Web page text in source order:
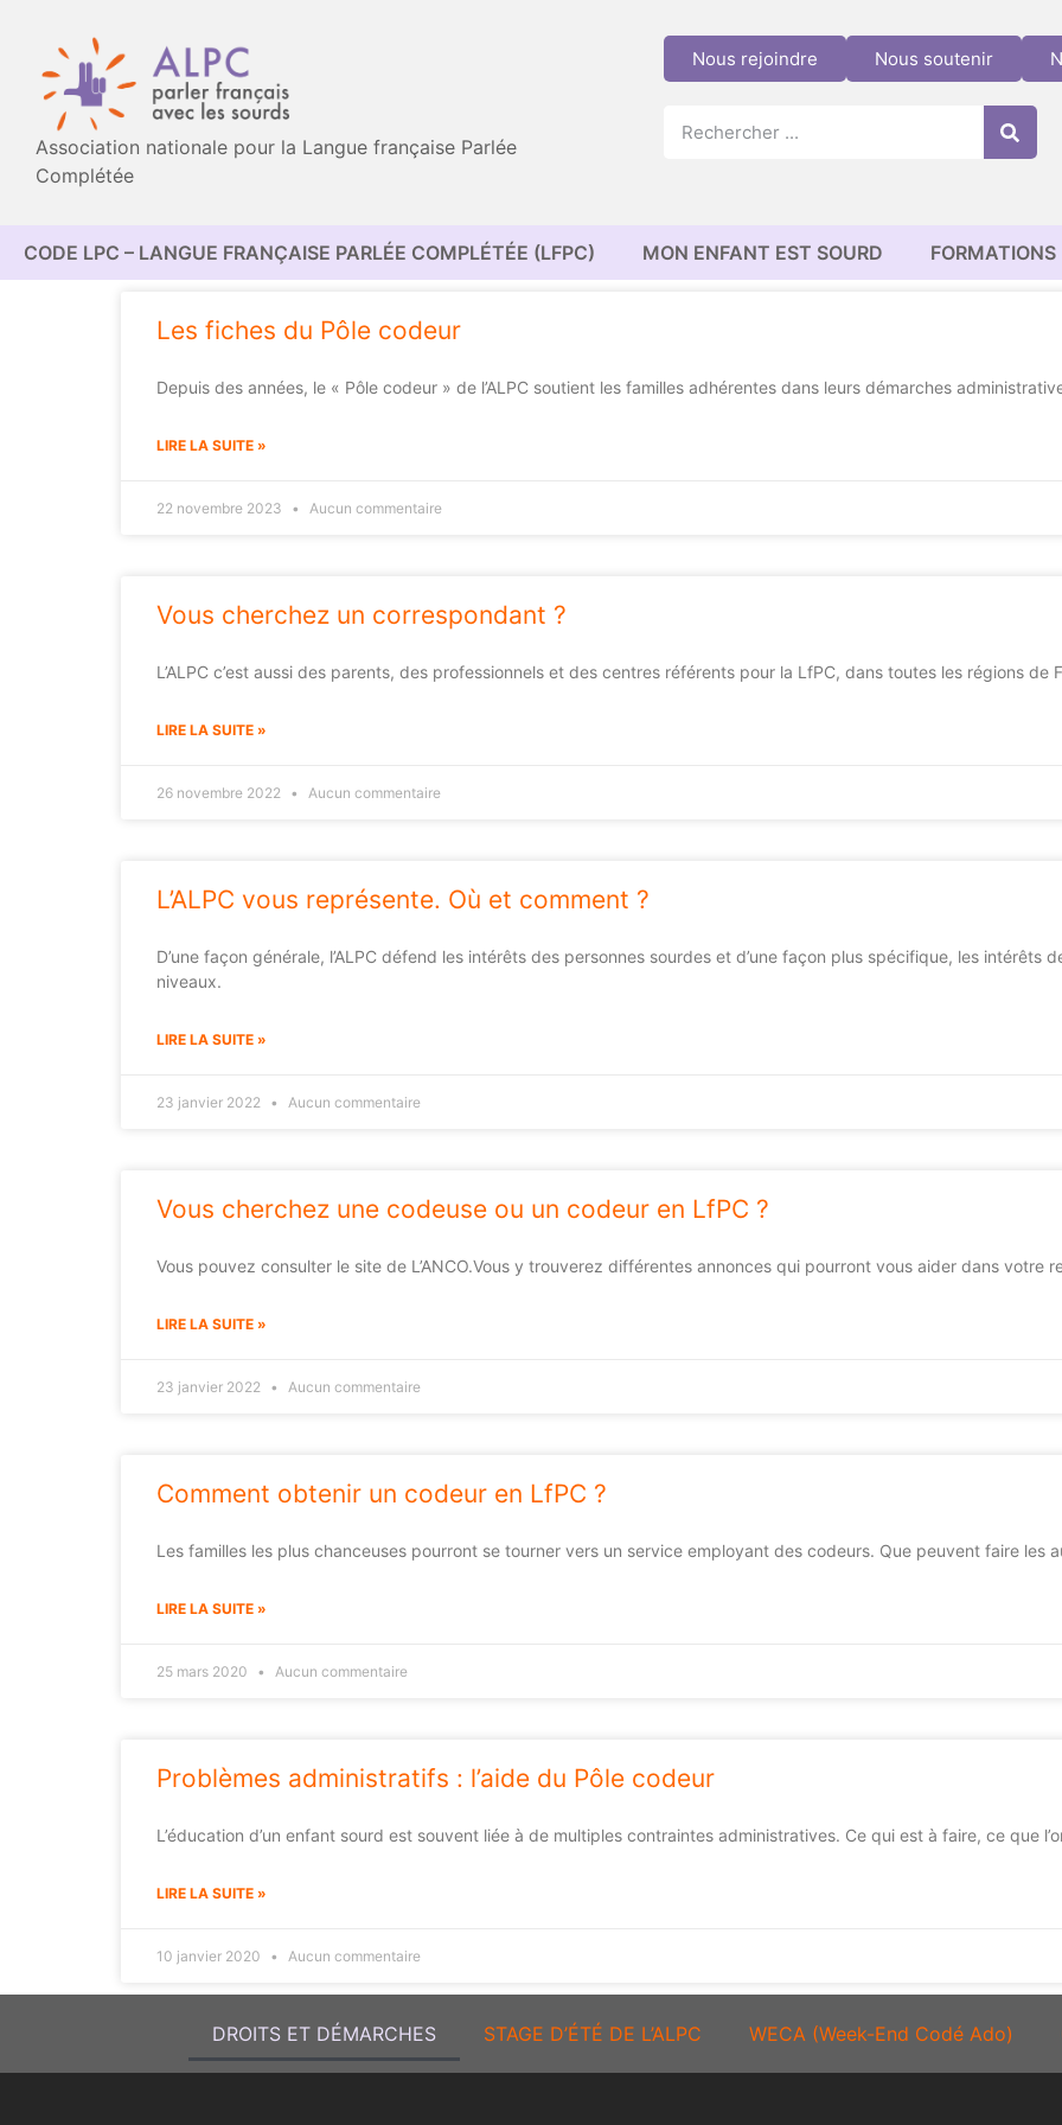
Association nationale pour la Langue française Parlée
Complétée
Nous rejoindre Nous soutenir
CODE LPC – LANGUE FRANÇAISE PARLÉE COMPLÉTÉE (LFPC) MON ENFANT EST SOURD FORMATIONS
Les fiches du Pôle codeur
Depuis des années, le « Pôle codeur » de l’ALPC soutient les familles adhérentes dans leurs démarches
LIRE LA SUITE »
22 novembre 2023 Aucun commentaire
Vous cherchez un correspondant ?
L’ALPC c’est aussi des parents, des professionnels et des centres référents pour la LfPC, dans toutes les régions de
LIRE LA SUITE »
26 novembre 2022 Aucun commentaire
L’ALPC vous représente. Où et comment ?
D’une façon générale, l’ALPC défend les intérêts des personnes sourdes et d’une façon plus spécifique, les intérêts
niveaux.
LIRE LA SUITE »
23 janvier 2022 Aucun commentaire
Vous cherchez une codeuse ou un codeur en LfPC ?
Vous pouvez consulter le site de L’ANCO.Vous y trouverez différentes annonces qui pourront vous aider dans votre
LIRE LA SUITE »
23 janvier 2022 Aucun commentaire
Comment obtenir un codeur en LfPC ?
Les familles les plus chanceuses pourront se tourner vers un service employant des codeurs. Que peuvent faire les
LIRE LA SUITE »
25 mars 2020 Aucun commentaire
Problèmes administratifs : l’aide du Pôle codeur
L’éducation d’un enfant sourd est souvent liée à de multiples contraintes administratives. Ce qui est à faire, ce que
LIRE LA SUITE »
10 janvier 2020 Aucun commentaire
DROITS ET DÉMARCHES STAGE D’ÉTÉ DE L’ALPC WECA (Week-End Codé Ado)